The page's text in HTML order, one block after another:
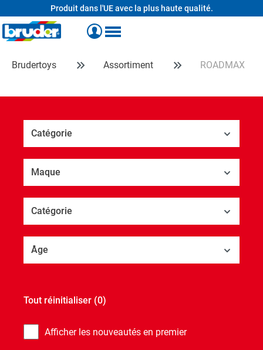
Produit dans l'UE avec la plus haute qualité.
Brudertoys Assortiment ROADMAX
Catégorie
Maque
Catégorie
Âge
Afficher les nouveautés en premier
Tout réinitialiser (0)